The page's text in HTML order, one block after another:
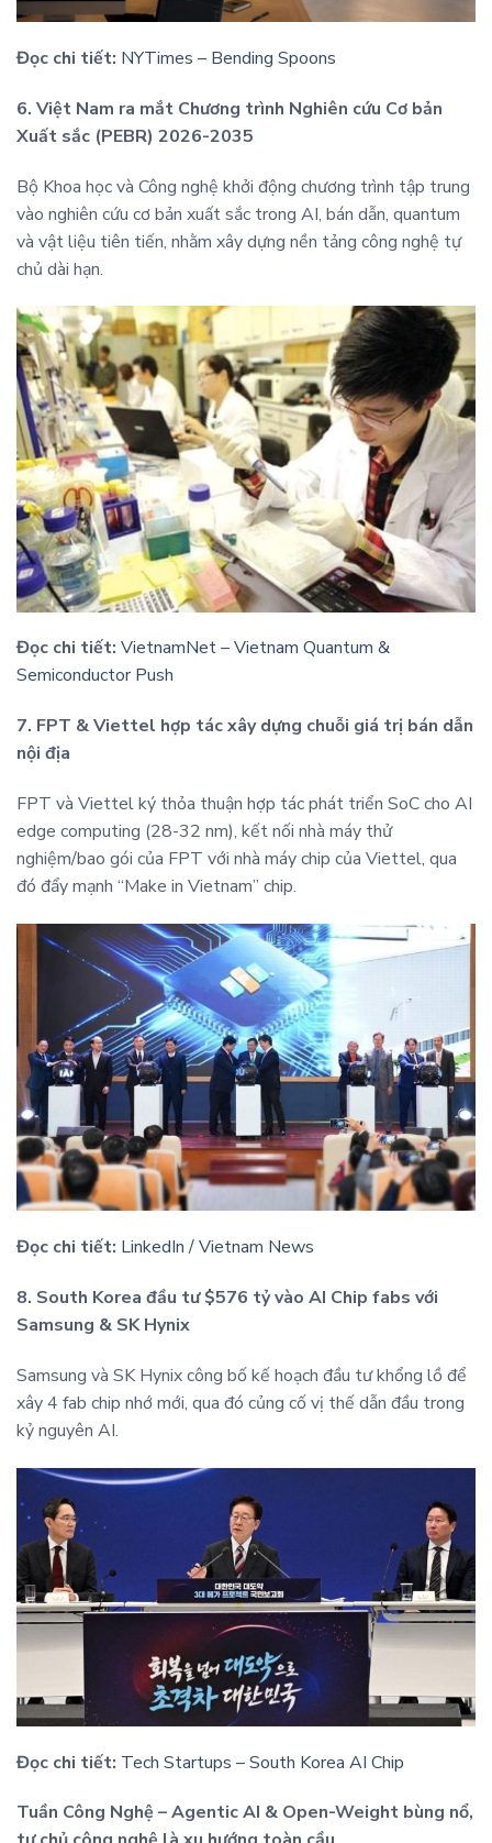
Đọc chi tiết: NYTimes – Bending Spoons
6. Việt Nam ra mắt Chương trình Nghiên cứu Cơ bản
Xuất sắc (PEBR) 2026-2035
Bộ Khoa học và Công nghệ khởi động chương trình tập trung
vào nghiên cứu cơ bản xuất sắc trong AI, bán dẫn, quantum
và vật liệu tiên tiến, nhằm xây dựng nền tảng công nghệ tự
chủ dài hạn.
Đọc chi tiết: VietnamNet – Vietnam Quantum &
Semiconductor Push
7. FPT & Viettel hợp tác xây dựng chuỗi giá trị bán dẫn
nội địa
FPT và Viettel ký thỏa thuận hợp tác phát triển SoC cho AI
edge computing (28-32 nm), kết nối nhà máy thử
nghiệm/bao gói của FPT với nhà máy chip của Viettel, qua
đó đẩy mạnh “Make in Vietnam” chip.
Đọc chi tiết: LinkedIn / Vietnam News
8. South Korea đầu tư $576 tỷ vào AI Chip fabs với
Samsung & SK Hynix
Samsung và SK Hynix công bố kế hoạch đầu tư khổng lồ để
xây 4 fab chip nhớ mới, qua đó củng cố vị thế dẫn đầu trong
kỷ nguyên AI.
Đọc chi tiết: Tech Startups – South Korea AI Chip
Tuần Công Nghệ – Agentic AI & Open-Weight bùng nổ,